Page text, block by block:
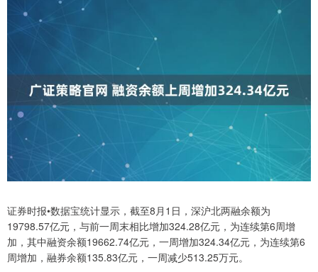
证券时报•数据宝统计显示，截至8月1日，深沪北两融余额为
19798.57亿元，与前一周末相比增加324.28亿元，为连续第6周增
加，其中融资余额19662.74亿元，一周增加324.34亿元，为连续第6
周增加，融券余额135.83亿元，一周减少513.25万元。